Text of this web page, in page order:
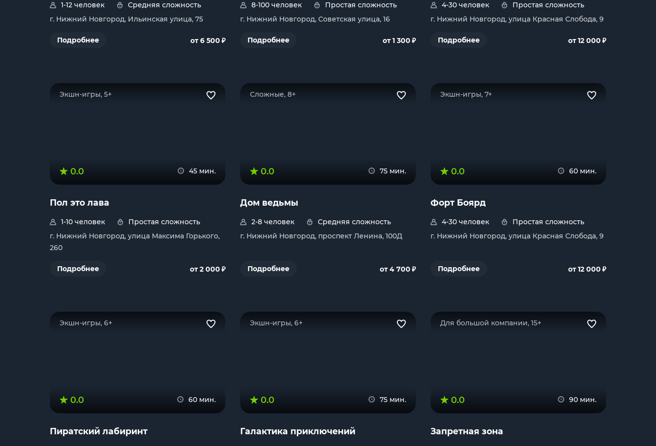
1-12 человек
Средняя сложность
г. Нижний Новгород, Ильинская улица, 75
Подробнее от 6 500 ₽
8-100 человек
Простая сложность
г. Нижний Новгород, Советская улица, 16
Подробнее от 1 300 ₽
4-30 человек
Простая сложность
г. Нижний Новгород, улица Красная Слобода, 9
Подробнее от 12 000 ₽
Экшн-игры, 5+
0.0 45 мин.
Пол это лава
1-10 человек
Простая сложность
г. Нижний Новгород, улица Максима Горького,
260
Подробнее от 2 000 ₽
Сложные, 8+
0.0 75 мин.
Дом ведьмы
2-8 человек
Средняя сложность
г. Нижний Новгород, проспект Ленина, 100Д
Подробнее от 4 700 ₽
Экшн-игры, 7+
0.0 60 мин.
Форт Боярд
4-30 человек
Простая сложность
г. Нижний Новгород, улица Красная Слобода, 9
Подробнее от 12 000 ₽
Экшн-игры, 6+
0.0 60 мин.
Пиратский лабиринт
Экшн-игры, 6+
0.0 75 мин.
Галактика приключений
Для большой компании, 15+
0.0 90 мин.
Запретная зона